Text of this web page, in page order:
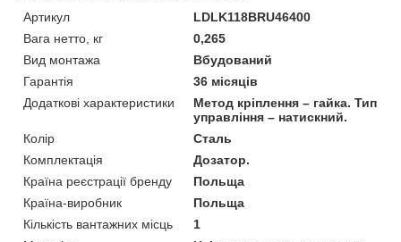
Артикул
LDLK118BRU46400
Вага нетто, кг
0,265
Вид монтажа
Вбудований
Гарантія
36 місяців
Додаткові характеристики
Метод кріплення – гайка. Тип
управління – натискний.
Колір
Сталь
Комплектація
Дозатор.
Країна реєстрації бренду
Польща
Країна-виробник
Польща
Кількість вантажних місць
1